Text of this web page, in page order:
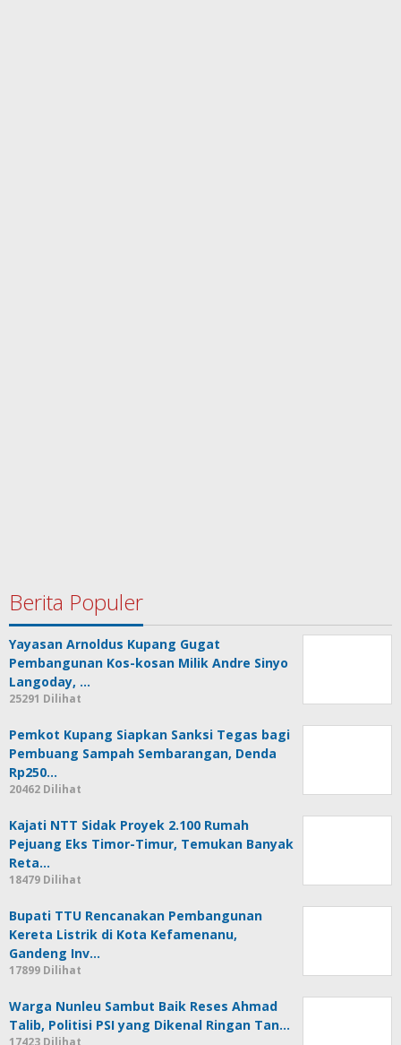
Berita Populer
Yayasan Arnoldus Kupang Gugat
Pembangunan Kos-kosan Milik Andre Sinyo
Langoday, …
25291 Dilihat
Pemkot Kupang Siapkan Sanksi Tegas bagi
Pembuang Sampah Sembarangan, Denda
Rp250…
20462 Dilihat
Kajati NTT Sidak Proyek 2.100 Rumah
Pejuang Eks Timor-Timur, Temukan Banyak
Reta…
18479 Dilihat
Bupati TTU Rencanakan Pembangunan
Kereta Listrik di Kota Kefamenanu,
Gandeng Inv…
17899 Dilihat
Warga Nunleu Sambut Baik Reses Ahmad
Talib, Politisi PSI yang Dikenal Ringan Tan…
17423 Dilihat